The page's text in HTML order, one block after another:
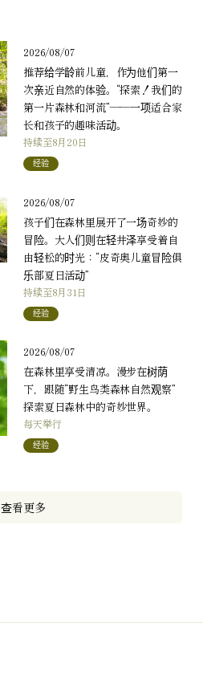
2026/08/07
推荐给学龄前儿童，作为他们第一
次亲近自然的体验。“探索！我们的
第一片森林和河流”——一项适合家
长和孩子的趣味活动。
持续至8月20日
经验
2026/08/07
孩子们在森林里展开了一场奇妙的
冒险。大人们则在轻井泽享受着自
由轻松的时光：“皮奇奥儿童冒险俱
乐部夏日活动”
持续至8月31日
经验
2026/08/07
在森林里享受清凉。漫步在树荫
下，跟随“野生鸟类森林自然观察”
探索夏日森林中的奇妙世界。
每天举行
经验
查看更多